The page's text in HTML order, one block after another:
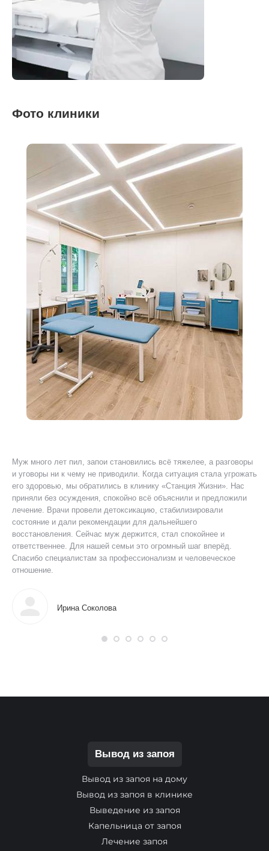
Фото клиники
Муж много лет пил, запои становились всё тяжелее, а разговоры
и уговоры ни к чему не приводили. Когда ситуация стала угрожать
его здоровью, мы обратились в клинику «Станция Жизни». Нас
приняли без осуждения, спокойно всё объяснили и предложили
лечение. Врачи провели детоксикацию, стабилизировали
состояние и дали рекомендации для дальнейшего
восстановления. Сейчас муж держится, стал спокойнее и
ответственнее. Для нашей семьи это огромный шаг вперёд.
Спасибо специалистам за профессионализм и человеческое
отношение.
Ирина Соколова
Вывод из запоя
Вывод из запоя на дому
Вывод из запоя в клинике
Выведение из запоя
Капельница от запоя
Лечение запоя